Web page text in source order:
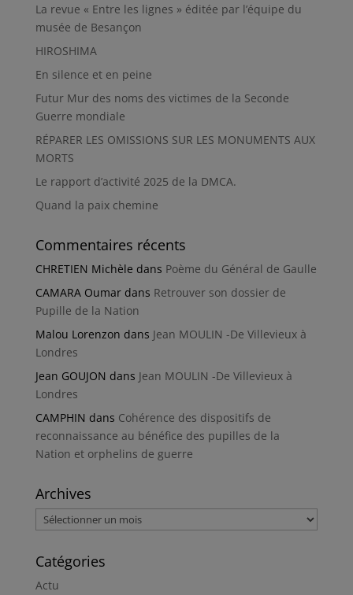
La revue « Entre les lignes » éditée par l’équipe du
musée de Besançon
HIROSHIMA
En silence et en peine
Futur Mur des noms des victimes de la Seconde
Guerre mondiale
RÉPARER LES OMISSIONS SUR LES MONUMENTS AUX
MORTS
Le rapport d’activité 2025 de la DMCA.
Quand la paix chemine
Commentaires récents
CHRETIEN Michèle dans Poème du Général de Gaulle
CAMARA Oumardans Retrouver son dossier de
Pupille de la Nation
Malou Lorenzon dans Jean MOULIN -De Villevieux à
Londres
Jean GOUJON dans Jean MOULIN -De Villevieux à
Londres
CAMPHIN dans Cohérence des dispositifs de
reconnaissance au bénéfice des pupilles de la
Nation et orphelins de guerre
Archives
Archives
Catégories
Actu